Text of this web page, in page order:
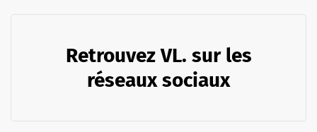
Retrouvez VL. sur les
réseaux sociaux